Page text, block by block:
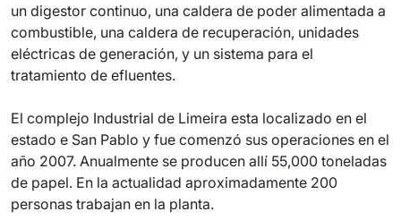
un digestor continuo, una caldera de poder alimentada a
combustible, una caldera de recuperación, unidades
eléctricas de generación, y un sistema para el
tratamiento de efluentes.
El complejo Industrial de Limeira esta localizado en el
estado e San Pablo y fue comenzó sus operaciones en el
año 2007. Anualmente se producen allí 55,000 toneladas
de papel. En la actualidad aproximadamente 200
personas trabajan en la planta.